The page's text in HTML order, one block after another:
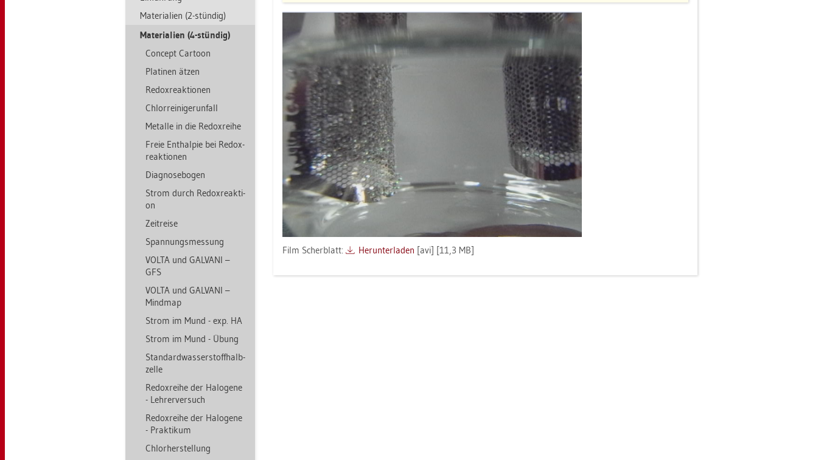
Ma­te­ria­li­en (2-stün­dig)
Ma­te­ria­li­en (4-stün­dig)
Con­cept Car­toon
Pla­ti­nen ätzen
Re­dox­re­ak­tio­nen
Chlor­rei­ni­ge­run­fall
Me­tal­le in die Re­dox­rei­he
Freie Ent­hal­pie bei Re­dox­
re­ak­tio­nen
Dia­gno­se­bo­gen
Strom durch Re­dox­re­ak­ti­
on
Zeit­rei­se
Span­nungs­mes­sung
VOLTA und GAL­VA­NI –
GFS
VOLTA und GAL­VA­NI –
Mind­map
Strom im Mund - exp. HA
Strom im Mund - Übung
Stan­dard­was­ser­stoff­halb­
zel­le
Re­dox­rei­he der Ha­lo­ge­ne
- Leh­rer­ver­such
Re­dox­rei­he der Ha­lo­ge­ne
- Prak­ti­kum
Chlor­her­stel­lung
Film Scher­blatt: Her­un­ter­la­den [avi] [11,3 MB]